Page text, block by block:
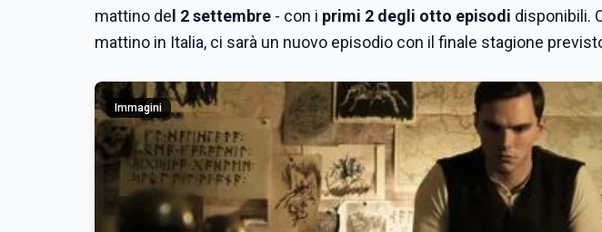
mattino de l 2 settembre - con i primi 2 degli otto episodi disponibili.
mattino in Italia, ci sarà un nuovo episodio con il finale stagione
Immagini